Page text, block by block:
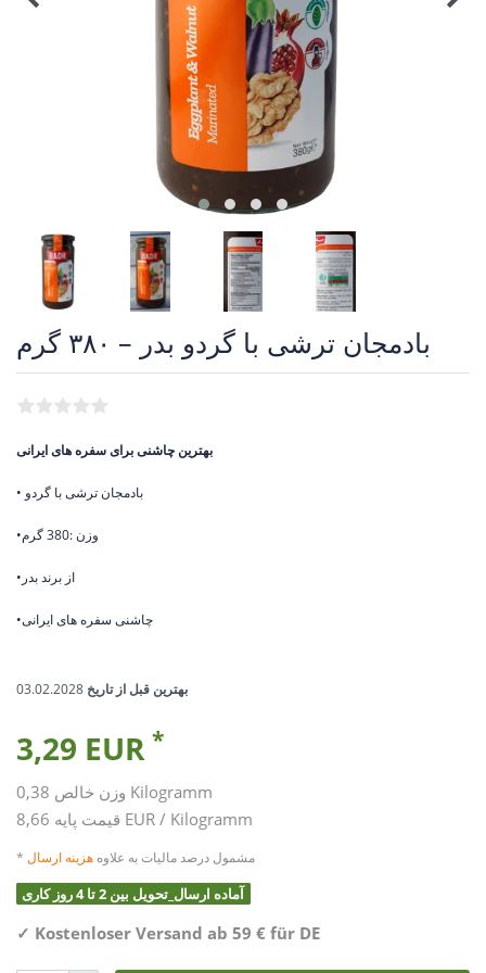
بادمجان ترشی با گردو بدر – ۳۸۰ گرم
بهترین چاشنی برای سفره های ایرانی
• بادمجان ترشی با گردو
•وزن :380 گرم
•از برند بدر
•چاشنی سفره های ایرانی
بهترین قبل از تاریخ 03.02.2028
3,29 EUR *
وزن خالص Kilogramm
قیمت پایه 8,66 EUR / Kilogramm
* مشمول درصد مالیات به علاوه هزینه ارسال
آماده ارسال_تحویل بین 2 تا 4 روز کاری
✓ Kostenloser Versand ab 59 € für DE